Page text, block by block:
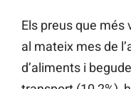
Els preus que més
al mateix mes de
d’aliments i